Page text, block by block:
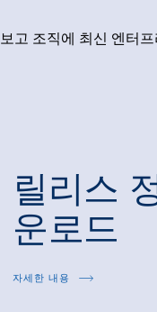
고 조직에 최신 엔터프
릴리스
운로드
자세한 내용